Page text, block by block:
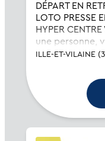
DÉPART EN
LOTO PRESSE
HYPER
une personne,
centre ville de
000€ est
presse à vend...
ILLE-ET-VILAINE